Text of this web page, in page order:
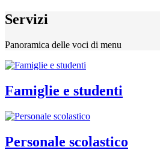
Servizi
Panoramica delle voci di menu
Famiglie e studenti
Personale scolastico